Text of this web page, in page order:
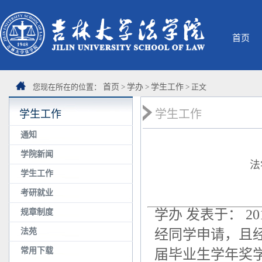
首页
您现在所在的位置： 首页 > 学办 > 学生工作 > 正文
学生工作
通知
学院新闻
学生工作
考研就业
规章制度
法苑
常用下载
学生工作
学办 发表于：
经同学申请，且
届毕业生学年奖